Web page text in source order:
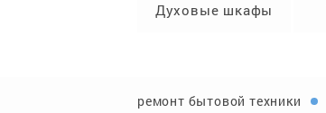
Духовые шкафы
ремонт бытовой техники